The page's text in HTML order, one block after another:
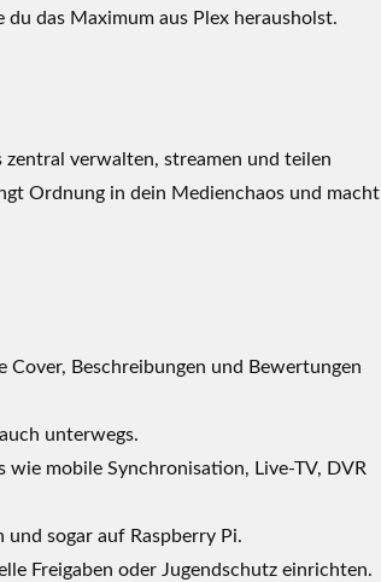
das Maximum aus Plex herausholst.
verwalten, streamen und teilen
Ordnung in dein Medienchaos und macht
Beschreibungen und Bewertungen
unterwegs.
mobile Synchronisation, Live-TV, DVR
sogar auf Raspberry Pi.
Freigaben oder Jugendschutz einrichten.